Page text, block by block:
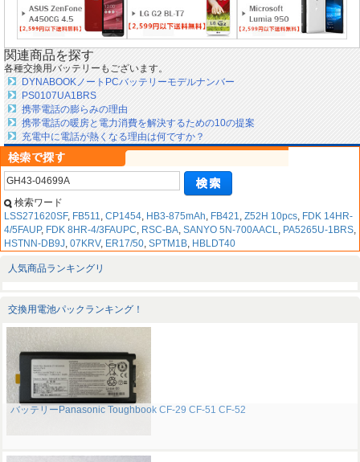
関連商品を探す
各種交換用バッテリーもございます。
DYNABOOKノートPCバッテリーモデルナンバー
PS0107UA1BRS
携帯電話の膨らみの理由
携帯電話の暖房と電力消費を解決するための10の提案
充電中に電話が熱くなる理由は何ですか？
検索ワード
LSS271620SF, FB511, CP1454, HB3-875mAh, FB421, Z52H 10pcs, FDK 14HR-
4/5FAUP, FDK 8HR-4/3FAUPC, RSC-BA, SANYO 5N-700AACL, PA5265U-1BRS,
HSTNN-DB9J, 07KRV, ER17/50, SPTM1B, HBLDT40
人気商品ランキングリ
交換用電池パックランキング！
バッテリーPanasonic Toughbook CF-29 CF-51 CF-52